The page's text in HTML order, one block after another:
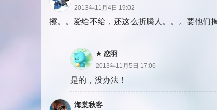
2013年11月4日 19:02
擦。。爱给不给，还这么折腾人。。。要他们
恋羽
2013年11月5日 17:06
是的，没办法！
海棠秋客